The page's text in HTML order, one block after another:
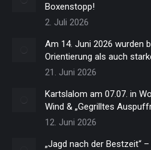
Boxenstopp!
2. Juli 2026
Am 14. Juni 2026 wurden
Orientierung als auch
21. Juni 2026
Kartslalom am 07.07. in
Wind & „Gegrilltes
12. Juni 2026
„Jagd nach der Bestzeit“